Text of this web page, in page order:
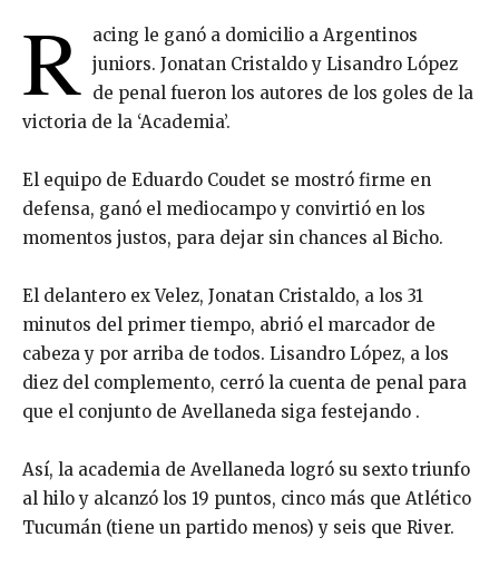
R acing le ganó a domicilio a Argentinos
juniors. Jonatan Cristaldo y Lisandro López
de penal fueron los autores de los goles de la
victoria de la ‘Academia’.
El equipo de Eduardo Coudet se mostró firme en
defensa, ganó el mediocampo y convirtió en los
momentos justos, para dejar sin chances al Bicho.
El delantero ex Velez, Jonatan Cristaldo, a los 31
minutos del primer tiempo, abrió el marcador de
cabeza y por arriba de todos. Lisandro López, a los
diez del complemento, cerró la cuenta de penal para
que el conjunto de Avellaneda siga festejando .
Así, la academia de Avellaneda logró su sexto triunfo
al hilo y alcanzó los 19 puntos, cinco más que Atlético
Tucumán (tiene un partido menos) y seis que River.